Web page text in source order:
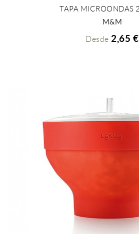
+ INFO
TAPA MICROONDAS
M&M
Desde 2,65 €